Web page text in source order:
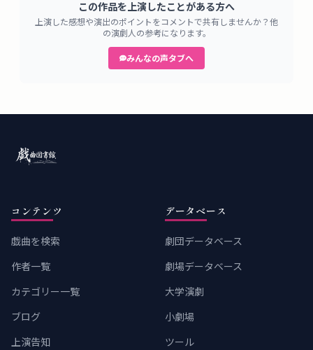
この作品を上演したことがある方へ
上演した感想や演出のポイントをコメントで共有しませんか？他
の演劇人の参考になります。
みんなの声タブへ
コンテンツ
戯曲を検索
作者一覧
カテゴリー一覧
ブログ
上演告知
データベース
劇団データベース
劇場データベース
大学演劇
小劇場
ツール